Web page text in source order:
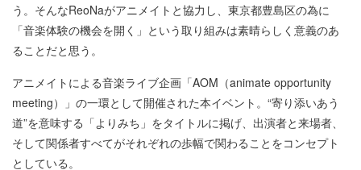
う。そんなReoNaがアニメイトと協力し、東京都豊島区の為に
「音楽体験の機会を開く」という取り組みは素晴らしく意義のあ
ることだと思う。
アニメイトによる音楽ライブ企画「AOM（animate opportunity
meeting）」の一環として開催された本イベント。“寄り添いあう
道”を意味する「よりみち」をタイトルに掲げ、出演者と来場者、
そして関係者すべてがそれぞれの歩幅で関わることをコンセプト
としている。